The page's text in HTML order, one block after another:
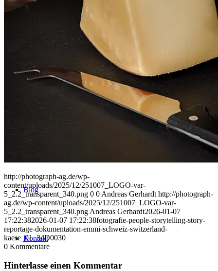
Uniques
Projects
Blog
Kontakt
http://photograph-ag.de/wp-
content/uploads/2025/12/251007_LOGO-var-
5_2.2_transparent_340.png 0 0 Andreas Gerhardt http://photograph-
ag.de/wp-content/uploads/2025/12/251007_LOGO-var-
5_2.2_transparent_340.png Andreas Gerhardt2026-01-07
17:22:382026-01-07 17:22:38fotografie-people-storytelling-story-
reportage-dokumentation-emmi-schweiz-switzerland-
kaese_01_34D0030
0 Kommentare
Hinterlasse einen Kommentar